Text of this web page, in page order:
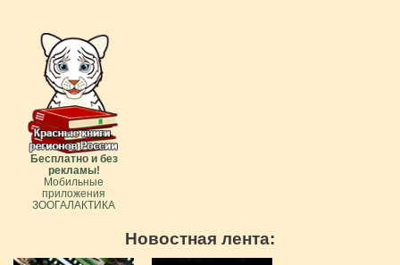
Бесплатно и без
рекламы!
Мобильные
приложения
ЗООГАЛАКТИКА
Новостная лента: